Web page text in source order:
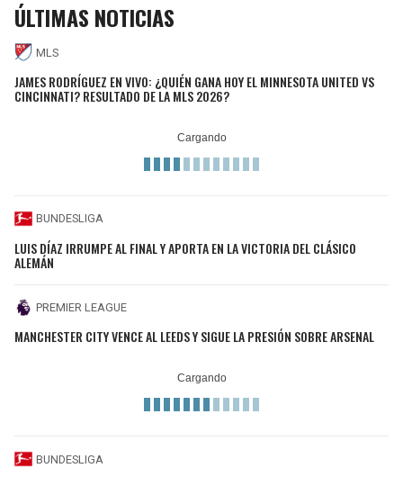
ÚLTIMAS NOTICIAS
MLS
JAMES RODRÍGUEZ EN VIVO: ¿QUIÉN GANA HOY EL MINNESOTA UNITED VS
CINCINNATI? RESULTADO DE LA MLS 2026?
BUNDESLIGA
LUIS DÍAZ IRRUMPE AL FINAL Y APORTA EN LA VICTORIA DEL CLÁSICO
ALEMÁN
PREMIER LEAGUE
MANCHESTER CITY VENCE AL LEEDS Y SIGUE LA PRESIÓN SOBRE ARSENAL
BUNDESLIGA